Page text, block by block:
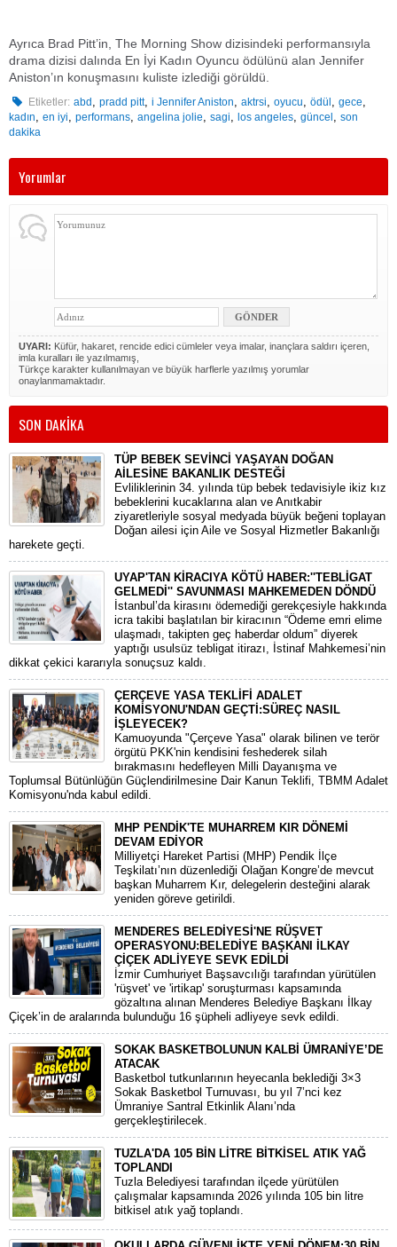
Ayrıca Brad Pitt’in, The Morning Show dizisindeki performansıyla
drama dizisi dalında En İyi Kadın Oyuncu ödülünü alan Jennifer
Aniston’ın konuşmasını kuliste izlediği görüldü.
Etiketler: abd ,pradd pitt,i Jennifer Aniston,aktrsi,oyucu,ödül ,gece,
kadın, en iyi, performans, angelina jolie, sagi, los angeles, güncel , son
dakika
Yorumlar
UYARI: Küfür, hakaret, rencide edici cümleler veya imalar, inançlara saldırı içeren,
imla kuralları ile yazılmamış,
Türkçe karakter kullanılmayan ve büyük harflerle yazılmış yorumlar
onaylanmamaktadır.
SON DAKİKA
TÜP BEBEK SEVİNCİ YAŞAYAN DOĞAN
AİLESİNE BAKANLIK DESTEĞİ
​Evliliklerinin 34. yılında tüp bebek tedavisiyle ikiz kız
bebeklerini kucaklarına alan ve Anıtkabir
ziyaretleriyle sosyal medyada büyük beğeni toplayan
Doğan ailesi için Aile ve Sosyal Hizmetler Bakanlığı
harekete geçti.
UYAP'TAN KİRACIYA KÖTÜ HABER:''TEBLİGAT
GELMEDİ'' SAVUNMASI MAHKEMEDEN DÖNDÜ
​İstanbul’da kirasını ödemediği gerekçesiyle hakkında
icra takibi başlatılan bir kiracının “Ödeme emri elime
ulaşmadı, takipten geç haberdar oldum” diyerek
yaptığı usulsüz tebligat itirazı, İstinaf Mahkemesi’nin
dikkat çekici kararıyla sonuçsuz kaldı.
ÇERÇEVE YASA TEKLİFİ ADALET
KOMİSYONU'NDAN GEÇTİ:SÜREÇ NASIL
İŞLEYECEK?
​Kamuoyunda "Çerçeve Yasa" olarak bilinen ve terör
örgütü PKK'nin kendisini feshederek silah
bırakmasını hedefleyen Milli Dayanışma ve
Toplumsal Bütünlüğün Güçlendirilmesine Dair Kanun Teklifi, TBMM Adalet
Komisyonu'nda kabul edildi.
MHP PENDİK'TE MUHARREM KIR DÖNEMİ
DEVAM EDİYOR
​Milliyetçi Hareket Partisi (MHP) Pendik İlçe
Teşkilatı’nın düzenlediği Olağan Kongre’de mevcut
başkan Muharrem Kır, delegelerin desteğini alarak
yeniden göreve getirildi.
MENDERES BELEDİYESİ'NE RÜŞVET
OPERASYONU:BELEDİYE BAŞKANI İLKAY
ÇİÇEK ADLİYEYE SEVK EDİLDİ
​İzmir Cumhuriyet Başsavcılığı tarafından yürütülen
'rüşvet' ve 'irtikap' soruşturması kapsamında
gözaltına alınan Menderes Belediye Başkanı İlkay
Çiçek’in de aralarında bulunduğu 16 şüpheli adliyeye sevk edildi.
SOKAK BASKETBOLUNUN KALBİ ÜMRANİYE’DE
ATACAK
Basketbol tutkunlarının heyecanla beklediği 3×3
Sokak Basketbol Turnuvası, bu yıl 7’nci kez
Ümraniye Santral Etkinlik Alanı’nda
gerçekleştirilecek.
TUZLA'DA 105 BİN LİTRE BİTKİSEL ATIK YAĞ
TOPLANDI
Tuzla Belediyesi tarafından ilçede yürütülen
çalışmalar kapsamında 2026 yılında 105 bin litre
bitkisel atık yağ toplandı.